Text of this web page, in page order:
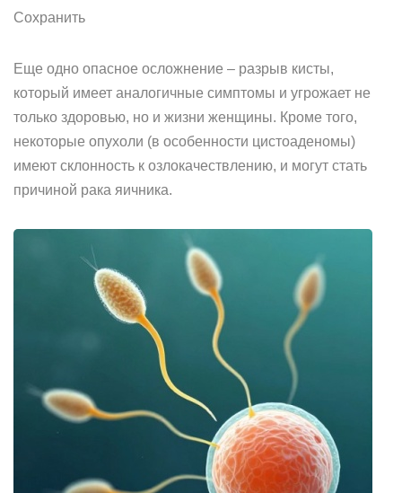
Сохранить
Еще одно опасное осложнение – разрыв кисты,
который имеет аналогичные симптомы и угрожает не
только здоровью, но и жизни женщины. Кроме того,
некоторые опухоли (в особенности цистоаденомы)
имеют склонность к озлокачествлению, и могут стать
причиной рака яичника.